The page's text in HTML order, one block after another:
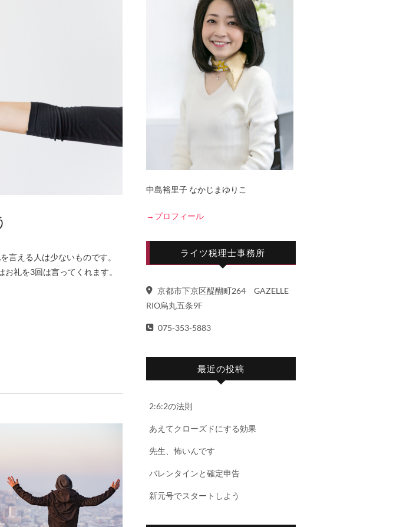
お礼を3回は言ってくれます。
中島裕里子 なかじまゆりこ
→プロフィール
ライツ税理士事務所
京都市下京区醍醐町264 GAZELLE
RIO烏丸五条9F
075-353-5883
最近の投稿
2:6:2の法則
あえてクローズドにする効果
先生、怖いんです
バレンタインと確定申告
新元号でスタートしよう